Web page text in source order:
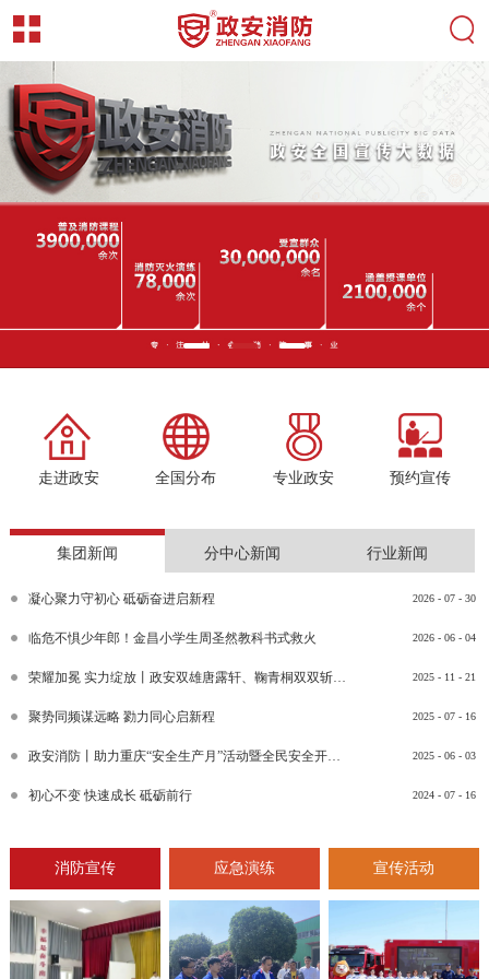
走进政安 全国分布 专业政安 预约宣传
集团新闻 分中心新闻 行业新闻
2026 - 07 - 30
凝心聚力守初心 砥砺奋进启新程
2026 - 06 - 04
临危不惧少年郎！金昌小学生周圣然教科书式救火
2025 - 11 - 21
荣耀加冕 实力绽放丨政安双雄唐露轩、鞠青桐双双斩获“渝消蓝盾讲师团金牌讲师”比武竞赛决赛大奖
2025 - 07 - 16
聚势同频谋远略 勠力同心启新程
2025 - 06 - 03
政安消防丨助力重庆“安全生产月”活动暨全民安全开放日活动
2024 - 07 - 16
初心不变 快速成长 砥砺前行
消防宣传 应急演练 宣传活动